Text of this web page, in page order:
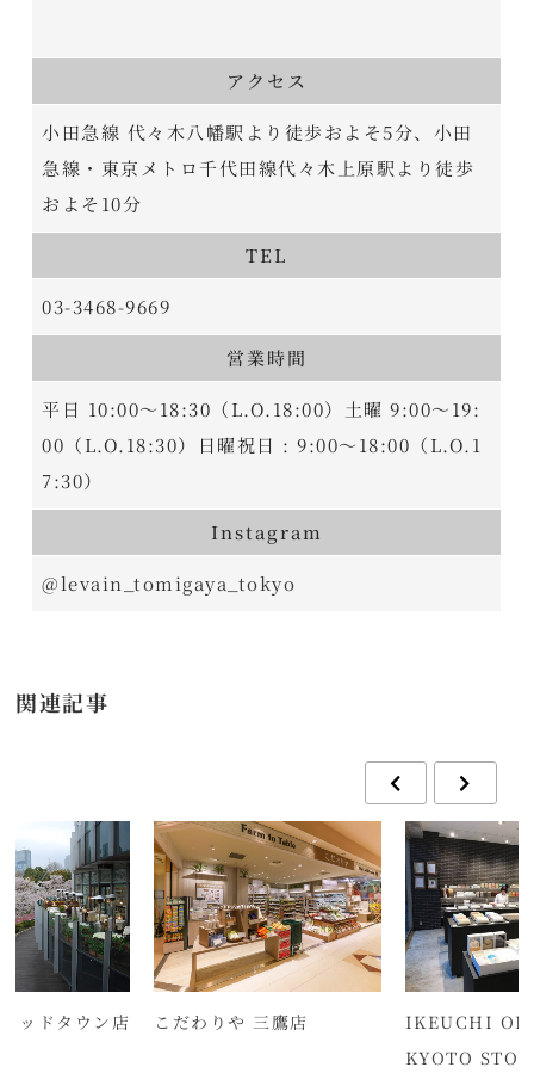
アクセス
小田急線 代々木八幡駅より徒歩およそ5分、小田
急線・東京メトロ千代田線代々木上原駅より徒歩
およそ10分
TEL
03-3468-9669
営業時間
平日 10:00～18:30（L.O.18:00）土曜 9:00～19:
00（L.O.18:30）日曜祝日 : 9:00～18:00（L.O.1
7:30）
Instagram
@levain_tomigaya_tokyo
関連記事
ッドタウン店 こだわりや 三鷹店
IKEUCHI
KYOTO